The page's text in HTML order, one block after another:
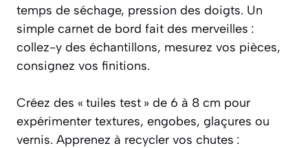
temps de séchage, pression des doigts. Un
simple carnet de bord fait des merveilles :
collez-y des échantillons, mesurez vos pièces,
consignez vos finitions.
Créez des « tuiles test » de 6 à 8 cm pour
expérimenter textures, engobes, glaçures ou
vernis. Apprenez à recycler vos chutes :